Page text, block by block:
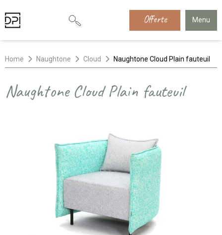
Offerte Menu
Home Naughtone Cloud Naughtone Cloud Plain fauteuil
Naughtone Cloud Plain fauteuil